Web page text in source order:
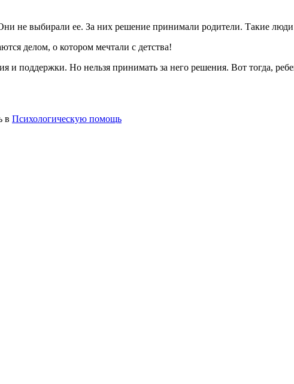
не выбирали ее. За них решение принимали родители. Такие
делом, о котором мечтали с детства!
и поддержки. Но нельзя принимать за него решения. Вот тогда,
в Психологическую помощь